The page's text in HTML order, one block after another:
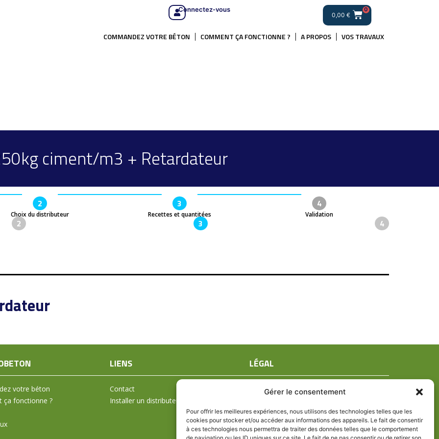
Gérer le consentement
Pour offrir les meilleures expériences, nous utilisons des technologies telles que les
cookies pour stocker et/ou accéder aux informations des appareils. Le fait de consentir
à ces technologies nous permettra de traiter des données telles que le comportement
Connectez-vous
0,00 €
0
COMMANDEZ VOTRE BÉTON COMMENT ÇA FONCTIONNE ? A PROPOS VOS TRAVAUX
ciment/m3 + Retardateur
2
Choix du distributeur
3
Recettes et quantitées
4
Validation
2 3 4
votre béton
ça fonctionne ?
LIENS
Contact
Installer un distributeur
LÉGAL
Mentions légales
Politique de confidentialité
Politique de cookies (UE)